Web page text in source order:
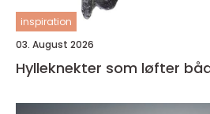
inspiration
03. August 2026
Hylleknekter som løfter